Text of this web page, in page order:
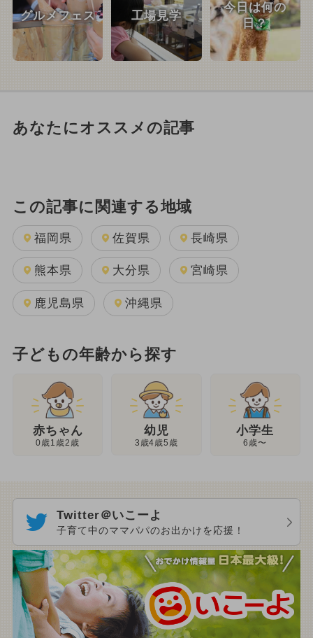
グルメフェス 工場見学
今日は何の
日？
あなたにオススメの記事
この記事に関連する地域
福岡県 佐賀県 長崎県
熊本県 大分県 宮崎県
鹿児島県 沖縄県
子どもの年齢から探す
赤ちゃん
0歳1歳2歳
幼児
3歳4歳5歳
小学生
6歳〜
Twitter＠いこーよ
子育て中のママパパのお出かけを応援！